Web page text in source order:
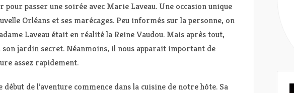
pour passer une soirée avec Marie Laveau. Une occasion unique
Orléans et ses marécages. Peu informés sur la personne, on
Laveau était en réalité la Reine Vaudou. Mais après tout,
son jardin secret. Néanmoins, il nous apparait important de
assez rapidement.
début de l’aventure commence dans la cuisine de notre hôte. Sa